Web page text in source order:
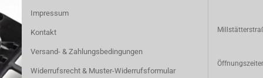
Impressum
Kontakt
Versand- & Zahlungsbedingungen
Widerrufsrecht & Muster-Widerrufsformular